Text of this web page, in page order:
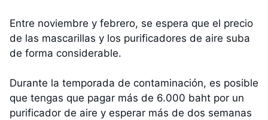
Entre noviembre y febrero, se espera que el precio
de las mascarillas y los purificadores de aire suba
de forma considerable.
Durante la temporada de contaminación, es posible
que tengas que pagar más de 6.000 baht por un
purificador de aire y esperar más de dos semanas